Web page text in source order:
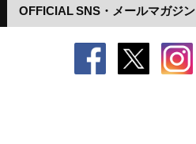
OFFICIAL SNS・メールマガジン